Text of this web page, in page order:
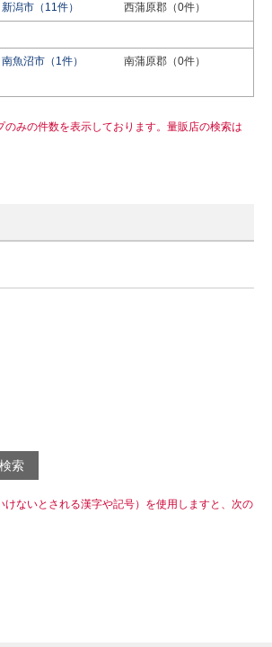
新潟市（11件） 西蒲原郡（0件）
南魚沼市（1件）
南蒲原郡（0件）
みの件数を表示しております。量販店の検索は
検索
ないとされる漢字や記号）を使用しますと、次の